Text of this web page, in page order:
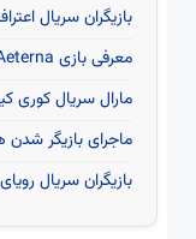
بازیگران سریال
معرفی بازی Historia: Roma Aeterna؛ روایت تاریخ روم با تصمیم‌های ژولیوس سزار
مارال سریال کوری
ماجرای بازیگر شدن
بازیگران سریال